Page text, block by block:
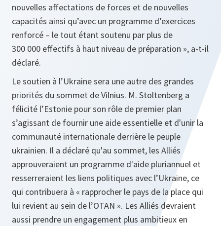
nouvelles affectations de forces et de nouvelles
capacités ainsi qu’avec un programme d’exercices
renforcé – le tout étant soutenu par plus de
300 000 effectifs à haut niveau de préparation », a-t-il
déclaré.
Le soutien à l’Ukraine sera une autre des grandes
priorités du sommet de Vilnius. M. Stoltenberg a
félicité l’Estonie pour son rôle de premier plan
s’agissant de fournir une aide essentielle et d'unir la
communauté internationale derrière le peuple
ukrainien. Il a déclaré qu'au sommet, les Alliés
approuveraient un programme d'aide pluriannuel et
resserreraient les liens politiques avec l’Ukraine, ce
qui contribuera à « rapprocher le pays de la place qui
lui revient au sein de l’OTAN ». Les Alliés devraient
aussi prendre un engagement plus ambitieux en